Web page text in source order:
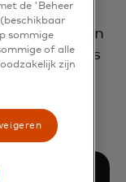
sporen
banken en
Londen als
de 'Beheer
sommige
of alle
zijn